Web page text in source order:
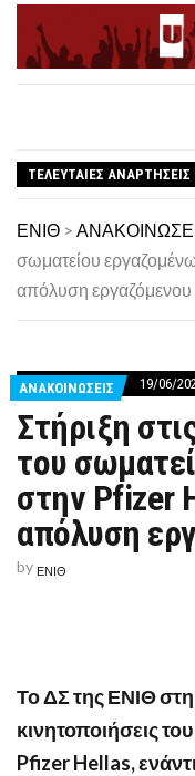
ΤΕΛΕΥΤΑΙΕΣ ΑΝΑΡΤΗΣΕΙΣ
ΕΝΙΘ >
σωματείου
απόλυση εργαζόμενου
ΑΝΑΚΟΙΝΩΣΕΙΣ 19/06/
Στήριξη
του
στην Pfizer
απόλυση
by ΕΝΙΘ
Το ΔΣ της ΕΝΙΘ
κινητοποιήσεις
Pfizer Hellas,